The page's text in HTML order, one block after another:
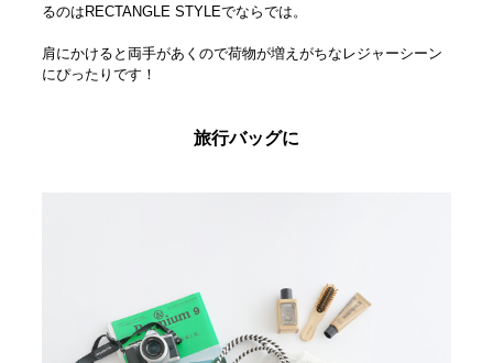
るのはRECTANGLE STYLEでならでは。
肩にかけると両手があくので荷物が増えがちなレジャーシーン
にぴったりです！
旅行バッグに